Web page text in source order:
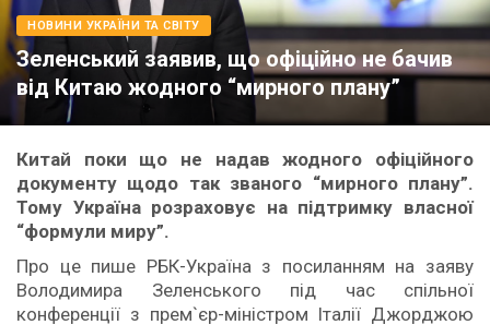
НОВИНИ УКРАЇНИ ТА СВІТУ
Зеленський заявив, що офіційно не бачив
від Китаю жодного “мирного плану”
Китай поки що не надав жодного офіційного
документу щодо так званого “мирного плану”.
Тому Україна розраховує на підтримку власної
“формули миру”.
Про це пише РБК-Україна з посиланням на заяву
Володимира Зеленського під час спільної
конференції з прем`єр-міністром Італії Джорджою